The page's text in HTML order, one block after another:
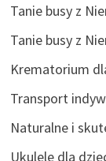
Tanie busy z
Tanie busy z
Krematorium
Transport
Naturalne i
Ukulele dla